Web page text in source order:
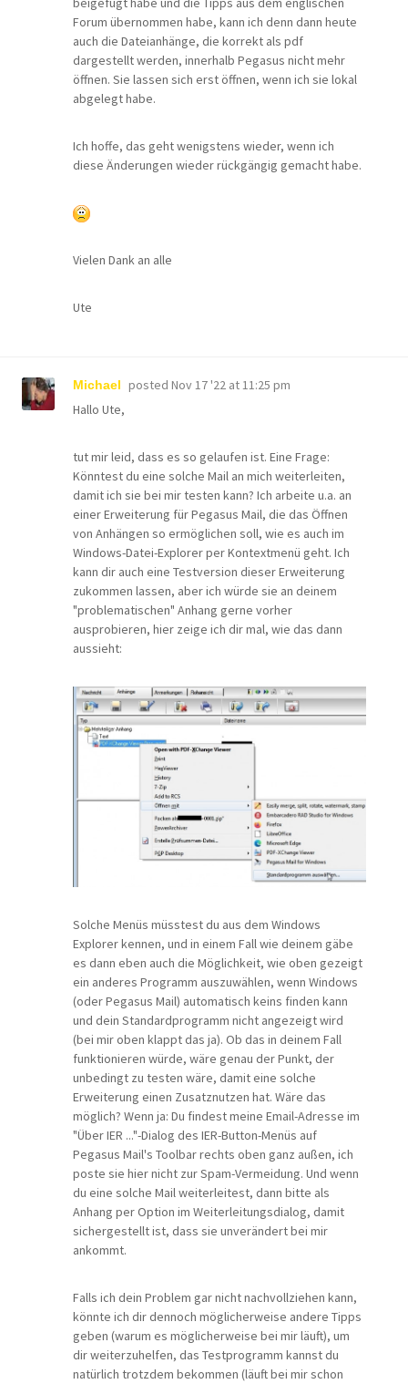
Forum übernommen habe, kann ich denn dann heute
auch die Dateianhänge, die korrekt als pdf
dargestellt werden, innerhalb Pegasus nicht mehr
öffnen. Sie lassen sich erst öffnen, wenn ich sie lokal
abgelegt habe.
Ich hoffe, das geht wenigstens wieder, wenn ich
diese Änderungen wieder rückgängig gemacht habe.
Vielen Dank an alle
Ute
Michael posted Nov 17 '22 at 11:25 pm
Hallo Ute,
tut mir leid, dass es so gelaufen ist. Eine Frage:
Könntest du eine solche Mail an mich weiterleiten,
damit ich sie bei mir testen kann? Ich arbeite u.a. an
einer Erweiterung für Pegasus Mail, die das Öffnen
von Anhängen so ermöglichen soll, wie es auch im
Windows-Datei-Explorer per Kontextmenü geht. Ich
kann dir auch eine Testversion dieser Erweiterung
zukommen lassen, aber ich würde sie an deinem
"problematischen" Anhang gerne vorher
ausprobieren, hier zeige ich dir mal, wie das dann
aussieht:
Solche Menüs müsstest du aus dem Windows
Explorer kennen, und in einem Fall wie deinem gäbe
es dann eben auch die Möglichkeit, wie oben gezeigt
ein anderes Programm auszuwählen, wenn Windows
(oder Pegasus Mail) automatisch keins finden kann
und dein Standardprogramm nicht angezeigt wird
(bei mir oben klappt das ja). Ob das in deinem Fall
funktionieren würde, wäre genau der Punkt, der
unbedingt zu testen wäre, damit eine solche
Erweiterung einen Zusatznutzen hat. Wäre das
möglich? Wenn ja: Du findest meine Email-Adresse im
"Über IER ..."-Dialog des IER-Button-Menüs auf
Pegasus Mail's Toolbar rechts oben ganz außen, ich
poste sie hier nicht zur Spam-Vermeidung. Und wenn
du eine solche Mail weiterleitest, dann bitte als
Anhang per Option im Weiterleitungsdialog, damit
sichergestellt ist, dass sie unverändert bei mir
ankommt.
Falls ich dein Problem gar nicht nachvollziehen kann,
könnte ich dir dennoch möglicherweise andere Tipps
geben (warum es möglicherweise bei mir läuft), um
dir weiterzuhelfen, das Testprogramm kannst du
natürlich trotzdem bekommen (läuft bei mir schon